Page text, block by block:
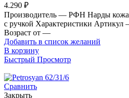
4.290 ₽
Производитель — РФН Нарды
с ручкой Характеристики
Возраст от —
Добавить в список желаний
В корзину
Быстрый Просмотр
Сравнить
Закрыть